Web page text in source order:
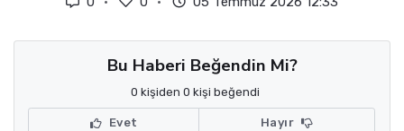
Bu Haberi Beğendin Mi?
0 kişiden 0 kişi beğendi
Evet Hayır